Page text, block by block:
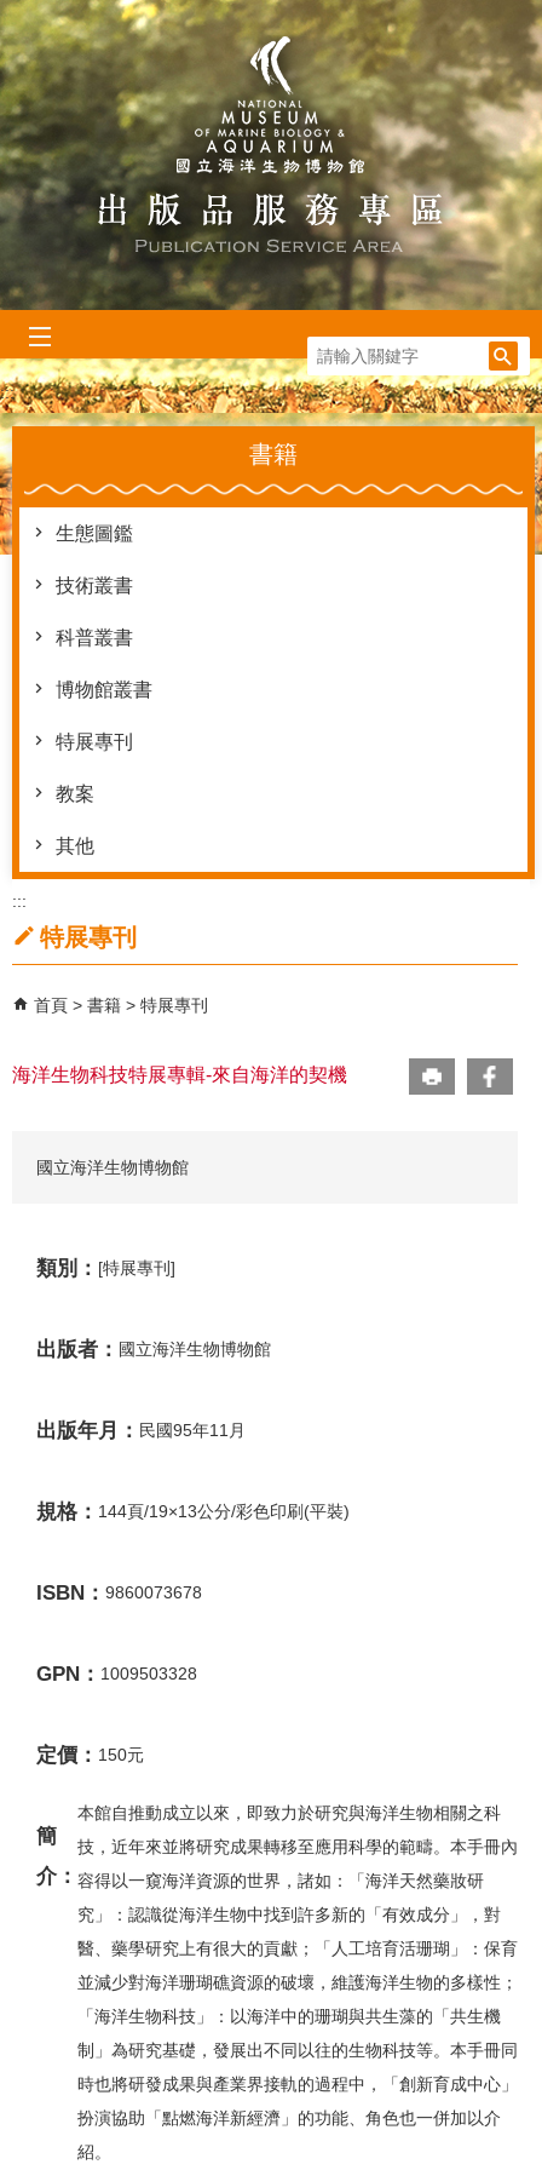
跳到主要內容區塊
:::
書籍
生態圖鑑
技術叢書
科普叢書
博物館叢書
特展專刊
教案
其他
:::
特展專刊
首頁 書籍 特展專刊
海洋生物科技特展專輯-來自海洋的契機
國立海洋生物博物館
類別： [特展專刊]
出版者： 國立海洋生物博物館
出版年月： 民國95年11月
規格： 144頁/19×13公分/彩色印刷(平裝)
ISBN： 9860073678
GPN： 1009503328
定價： 150元
簡
介：
本館自推動成立以來，即致力於研究與海洋生物相關之科
技，近年來並將研究成果轉移至應用科學的範疇。本手冊內
容得以一窺海洋資源的世界，諸如：「海洋天然藥妝研
究」：認識從海洋生物中找到許多新的「有效成分」，對
醫、藥學研究上有很大的貢獻；「人工培育活珊瑚」：保育
並減少對海洋珊瑚礁資源的破壞，維護海洋生物的多樣性；
「海洋生物科技」：以海洋中的珊瑚與共生藻的「共生機
制」為研究基礎，發展出不同以往的生物科技等。本手冊同
時也將研發成果與產業界接軌的過程中，「創新育成中心」
扮演協助「點燃海洋新經濟」的功能、角色也一併加以介
紹。